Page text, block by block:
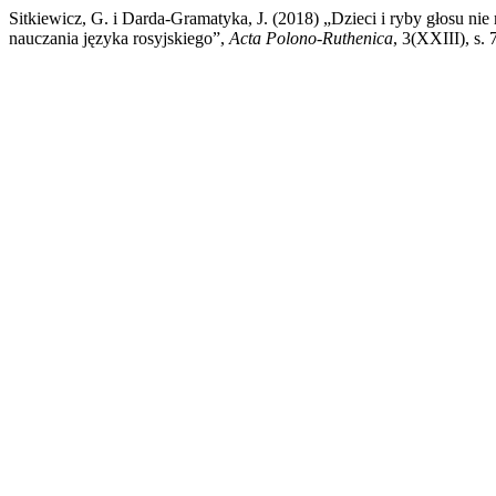
Sitkiewicz, G. i Darda-Gramatyka, J. (2018) „Dzieci i ryby głosu
nauczania języka rosyjskiego”, Acta Polono-Ruthenica, 3(XXIII), s.